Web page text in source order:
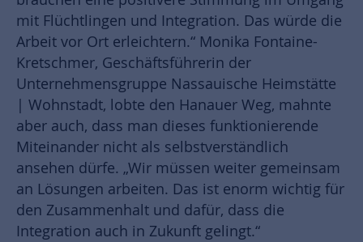
mit Flüchtlingen und Integration. Das würde die
Arbeit vor Ort erleichtern.“ Monika Fontaine-
Kretschmer, Geschäftsführerin der
Unternehmensgruppe Nassauische Heimstätte
| Wohnstadt, lobte den Hanauer Weg, mahnte
aber auch, dass man dieses funktionierende
Miteinander nicht als selbstverständlich
ansehen dürfe. „Wir müssen weiter gemeinsam
an Lösungen arbeiten. Das ist enorm wichtig für
den Zusammenhalt und dafür, dass die
Integration auch in Zukunft gelingt.“